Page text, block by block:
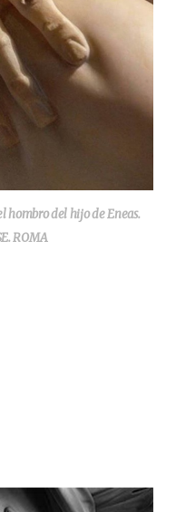
hombro del hijo de Eneas.
ROMA